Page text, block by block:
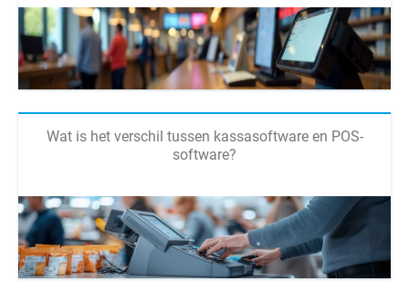
Wat is het verschil tussen kassasoftware en POS-
software?